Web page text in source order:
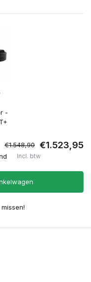
-
€1.548,90 €1.523,95
Incl. btw